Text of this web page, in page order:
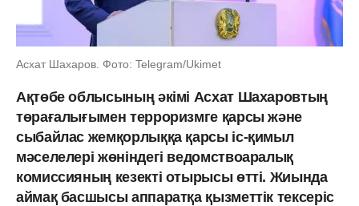
Асхат Шахаров. Фото: Telegram/Ukimet
Ақтөбе облысының әкімі Асхат Шахаровтың
төрағалығымен терроризмге қарсы және
сыбайлас жемқорлыққа қарсы іс-қимыл
мәселелері жөніндегі ведомствоаралық
комиссияның кезекті отырысы өтті. Жиында
аймақ басшысы аппаратқа қызметтік тексеріс